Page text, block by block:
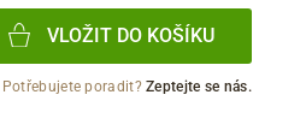
VLOŽIT DO KOŠÍKU
Potřebujete poradit?Zeptejte se nás.